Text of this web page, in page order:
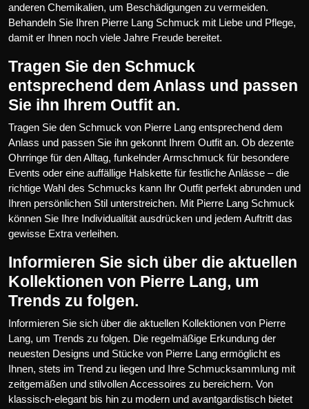
anderen Chemikalien, um Beschädigungen zu vermeiden.
Behandeln Sie Ihren Pierre Lang Schmuck mit Liebe und Pflege,
damit er Ihnen noch viele Jahre Freude bereitet.
Tragen Sie den Schmuck
entsprechend dem Anlass und passen
Sie ihn Ihrem Outfit an.
Tragen Sie den Schmuck von Pierre Lang entsprechend dem
Anlass und passen Sie ihn gekonnt Ihrem Outfit an. Ob dezente
Ohrringe für den Alltag, funkelnder Armschmuck für besondere
Events oder eine auffällige Halskette für festliche Anlässe – die
richtige Wahl des Schmucks kann Ihr Outfit perfekt abrunden und
Ihren persönlichen Stil unterstreichen. Mit Pierre Lang Schmuck
können Sie Ihre Individualität ausdrücken und jedem Auftritt das
gewisse Extra verleihen.
Informieren Sie sich über die aktuellen
Kollektionen von Pierre Lang, um
Trends zu folgen.
Informieren Sie sich über die aktuellen Kollektionen von Pierre
Lang, um Trends zu folgen. Die regelmäßige Erkundung der
neuesten Designs und Stücke von Pierre Lang ermöglicht es
Ihnen, stets im Trend zu liegen und Ihre Schmucksammlung mit
zeitgemäßen und stilvollen Accessoires zu bereichern. Von
klassisch-elegant bis hin zu modern und avantgardistisch bietet